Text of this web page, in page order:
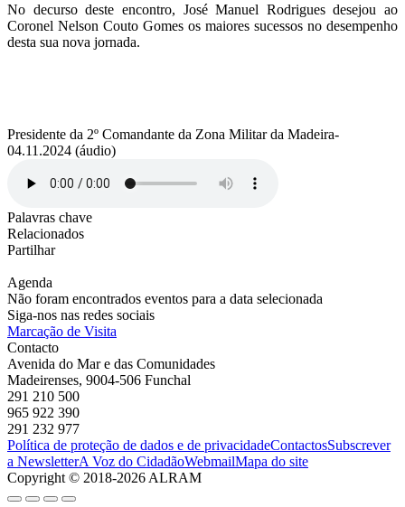
No decurso deste encontro, José Manuel Rodrigues desejou ao
Coronel Nelson Couto Gomes os maiores sucessos no desempenho
desta sua nova jornada.
Presidente da 2º Comandante da Zona Militar da Madeira-
04.11.2024 (áudio)
Palavras chave
Relacionados
Partilhar
Agenda
Não foram encontrados eventos para a data selecionada
Siga-nos nas redes sociais
Marcação de Visita
Contacto
Avenida do Mar e das Comunidades
Madeirenses, 9004-506 Funchal
291 210 500
965 922 390
291 232 977
Política de proteção de dados e de privacidadeContactosSubscrever
a NewsletterA Voz do CidadãoWebmailMapa do site
Copyright © 2018-2026 ALRAM